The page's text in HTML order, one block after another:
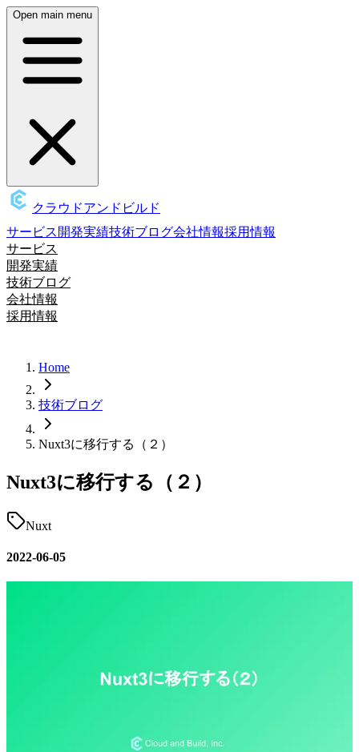
Open main menu
クラウドアンドビルド
サービス 開発実績技術ブログ会社情報採用情報
サービス
開発実績
技術ブログ
会社情報
採用情報
Home
技術ブログ
Nuxt3に移行する（２）
Nuxt3に移行する（２）
Nuxt
2022-06-05